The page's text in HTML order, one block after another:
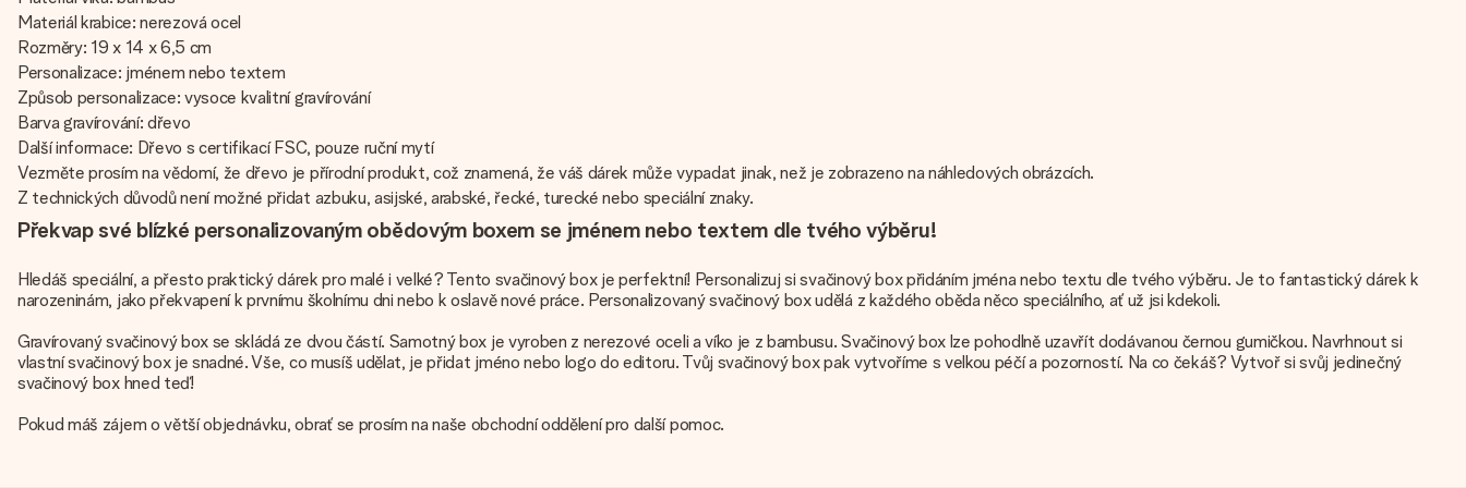
Materiál krabice: nerezová ocel
Rozměry: 19 x 14 x 6,5 cm
Personalizace: jménem nebo textem
Způsob personalizace: vysoce kvalitní gravírování
Barva gravírování: dřevo
Další informace: Dřevo s certifikací FSC, pouze ruční mytí
Vezměte prosím na vědomí, že dřevo je přírodní produkt, což znamená, že váš dárek může vypadat jinak, než je zobrazeno na náhledových obrázcích.
Z technických důvodů není možné přidat azbuku, asijské, arabské, řecké, turecké nebo speciální znaky.
Překvap své blízké personalizovaným obědovým boxem se jménem nebo textem dle tvého výběru!
Hledáš speciální, a přesto praktický dárek pro malé i velké? Tento svačinový box je perfektní! Personalizuj si svačinový box přidáním jména nebo textu dle tvého výběru. Je to fantastický dárek k
narozeninám, jako překvapení k prvnímu školnímu dni nebo k oslavě nové práce. Personalizovaný svačinový box udělá z každého oběda něco speciálního, ať už jsi kdekoli.
Gravírovaný svačinový box se skládá ze dvou částí. Samotný box je vyroben z nerezové oceli a víko je z bambusu. Svačinový box lze pohodlně uzavřít dodávanou černou gumičkou. Navrhnout si
vlastní svačinový box je snadné. Vše, co musíš udělat, je přidat jméno nebo logo do editoru. Tvůj svačinový box pak vytvoříme s velkou péčí a pozorností. Na co čekáš? Vytvoř si svůj jedinečný
svačinový box hned teď!
Pokud máš zájem o větší objednávku, obrať se prosím na naše obchodní oddělení pro další pomoc.